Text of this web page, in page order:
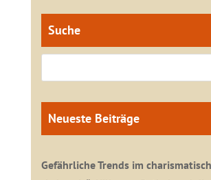
Suche
Neueste Beiträge
Gefährliche Trends im